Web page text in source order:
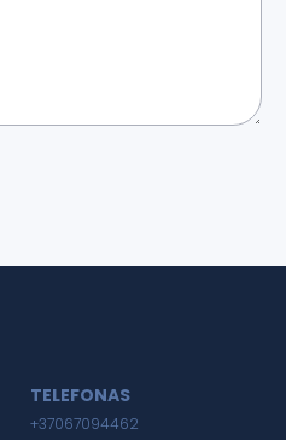
TELEFONAS
+37067094462